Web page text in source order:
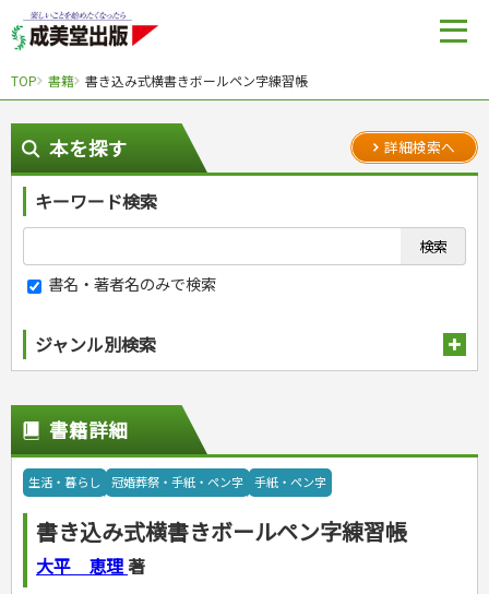
TOP 書籍 書き込み式横書きボールペン字練習帳
本を探す 詳細検索へ
キーワード検索
書名・著者名のみで検索
ジャンル別検索
スポーツ
スポーツルール
野球
ゴルフ
ジュニアスポーツ
その他スポーツ
自然・アウトドア・ペット
アウトドア
犬・猫
園芸・野菜づくり
雑学
娯楽・ゲーム・占い
ナンプレ
ゲーム・マジック
家相・風水・占い
カルチャー・芸術・趣味
音楽・楽器
趣味・鑑賞・カメラ
辞典
語学・旅行会話
運転免許
原付・二輪
生活・暮らし
料理
料理・レシピ
各国料理
お弁当
健康メニュー・ダイエット
手芸・クラフト
ソーイング
クラフト
インテリア・ハウジング
収納・掃除・暮らし
美容・ファッション
ダイエット・エクササイズ
メイク・ネイル・ヘア
冠婚葬祭・手紙・ペン字
冠婚葬祭・スピーチ・マナー
妊娠・出産・育児
健康と保育
家庭医学・健康
ツボ・マッサージ
家庭医学・病気
健康知識
看護・介護
看護一般
介護一般
保育・教育
パネルシアター
こどもの本
児童一般
おりがみ・あやとり
なぞなぞ・ゲーム
学参・ドリル
夏休みドリル
就職活動
就職活動
資格試験
書籍詳細
生活・暮らし 冠婚葬祭・手紙・ペン字 手紙・ペン字
書き込み式横書きボールペン字練習帳
大平 恵理著